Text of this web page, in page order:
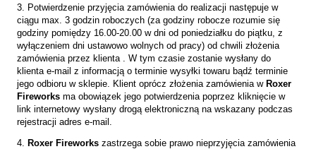
3. Potwierdzenie przyjęcia zamówienia do realizacji następuje w
ciągu max. 3 godzin roboczych (za godziny robocze rozumie się
godziny pomiędzy 16.00-20.00 w dni od poniedziałku do piątku, z
wyłączeniem dni ustawowo wolnych od pracy) od chwili złożenia
zamówienia przez klienta . W tym czasie zostanie wysłany do
klienta e-mail z informacją o terminie wysyłki towaru bądź terminie
jego odbioru w sklepie. Klient oprócz złożenia zamówienia w Roxer
Fireworks ma obowiązek jego potwierdzenia poprzez kliknięcie w
link internetowy wysłany drogą elektroniczną na wskazany podczas
rejestracji adres e-mail.
4. Roxer Fireworks zastrzega sobie prawo nieprzyjęcia zamówienia